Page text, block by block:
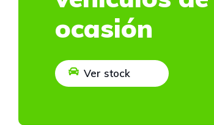
ocasión
Ver stock